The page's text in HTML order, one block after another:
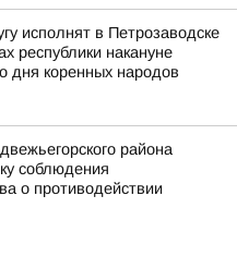
исполнят в Петрозаводске
республики накануне
дня коренных народов
района
соблюдения
о противодействии